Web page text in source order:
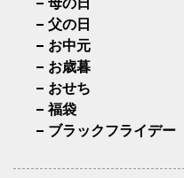
母の日
父の日
お中元
お歳暮
おせち
福袋
ブラックフライデー